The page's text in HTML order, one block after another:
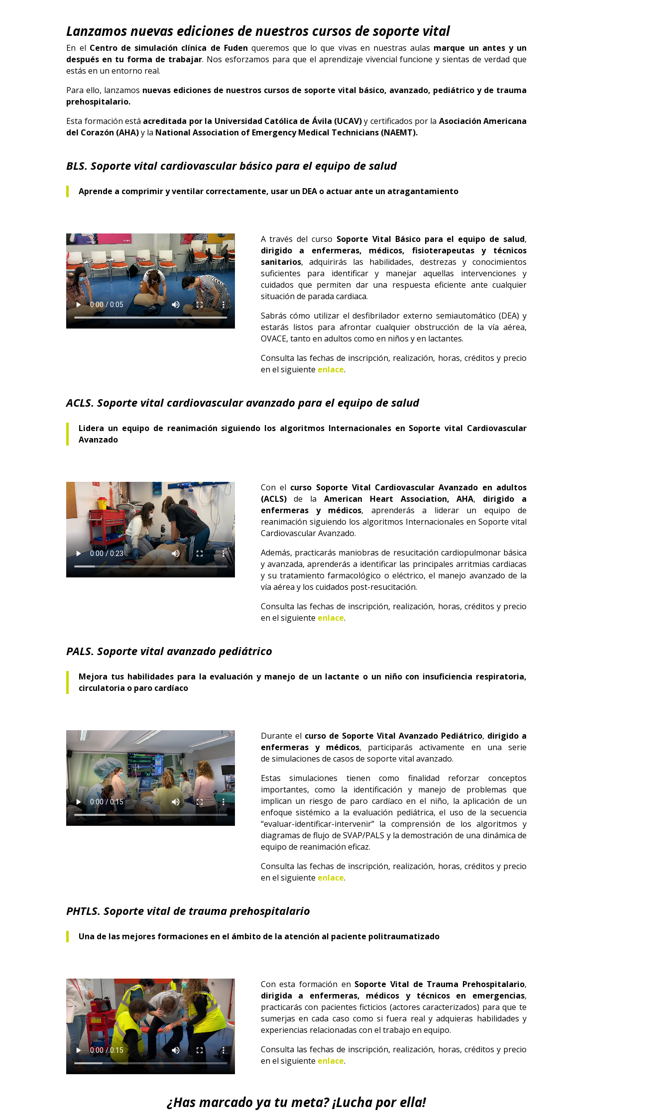
Lanzamos nuevas ediciones de nuestros cursos de soporte vital
En el Centro de simulación clínica de Fuden queremos que lo que vivas en nuestras aulas marque un antes y un
después en tu forma de trabajar. Nos esforzamos para que el aprendizaje vivencial funcione y sientas de verdad que
estás en un entorno real.
Para ello, lanzamos nuevas ediciones de nuestros cursos de soporte vital básico, avanzado, pediátrico y de trauma
prehospitalario.
Esta formación está acreditada por la Universidad Católica de Ávila (UCAV)y certificados por la Asociación Americana
del Corazón (AHA)y la National Association of Emergency Medical Technicians (NAEMT).
BLS. Soporte vital cardiovascular básico para el equipo de salud
Aprende a comprimir y ventilar correctamente, usar un DEA o actuar ante un atragantamiento
A través del curso Soporte Vital Básico para el equipo de salud,
dirigido a enfermeras, médicos, fisioterapeutas y técnicos
sanitarios, adquirirás las habilidades, destrezas y conocimientos
suficientes para identificar y manejar aquellas intervenciones y
cuidados que permiten dar una respuesta eficiente ante cualquier
situación de parada cardiaca.
Sabrás cómo utilizar el desfibrilador externo semiautomático (DEA) y
estarás listos para afrontar cualquier obstrucción de la vía aérea,
OVACE, tanto en adultos como en niños y en lactantes.
Consulta las fechas de inscripción, realización, horas, créditos y precio
en el siguiente enlace.
ACLS. Soporte vital cardiovascular avanzado para el equipo de salud
Lidera un equipo de reanimación siguiendo los algoritmos Internacionales en Soporte vital Cardiovascular
Avanzado
Con el curso Soporte Vital Cardiovascular Avanzado en adultos
(ACLS)de laAmerican Heart Association, AHA, dirigido a
enfermeras y médicos, aprenderás a liderar un equipo de
reanimación siguiendo los algoritmos Internacionales en Soporte vital
Cardiovascular Avanzado.
Además, practicarás maniobras de resucitación cardiopulmonar básica
y avanzada, aprenderás a identificar las principales arritmias cardiacas
y su tratamiento farmacológico o eléctrico, el manejo avanzado de la
vía aérea y los cuidados post-resucitación.
Consulta las fechas de inscripción, realización, horas, créditos y precio
en el siguiente enlace.
PALS. Soporte vital avanzado pediátrico
Mejora tus habilidades para la evaluación y manejo de un lactante o un niño con insuficiencia respiratoria,
circulatoria o paro cardíaco
Durante el curso de Soporte Vital Avanzado Pediátrico, dirigido a
enfermeras y médicos, participarás activamente en una serie
de simulaciones de casos de soporte vital avanzado.
Estas simulaciones tienen como finalidad reforzar conceptos
importantes, como la identificación y manejo de problemas que
implican un riesgo de paro cardíaco en el niño, la aplicación de un
enfoque sistémico a la evaluación pediátrica, el uso de la secuencia
“evaluar-identificar-intervenir” la comprensión de los algoritmos y
diagramas de flujo de SVAP/PALS y la demostración de una dinámica de
equipo de reanimación eficaz.
Consulta las fechas de inscripción, realización, horas, créditos y precio
en el siguiente enlace.
PHTLS. Soporte vital de trauma prehospitalario
Una de las mejores formaciones en el ámbito de la atención al paciente politraumatizado
Con esta formación en Soporte Vital de Trauma Prehospitalario,
dirigida a enfermeras, médicos y técnicos en emergencias,
practicarás con pacientes ficticios (actores caracterizados) para que te
sumerjas en cada caso como si fuera real y adquieras habilidades y
experiencias relacionadas con el trabajo en equipo.
Consulta las fechas de inscripción, realización, horas, créditos y precio
en el siguiente enlace.
¿Has marcado ya tu meta? ¡Lucha por ella!